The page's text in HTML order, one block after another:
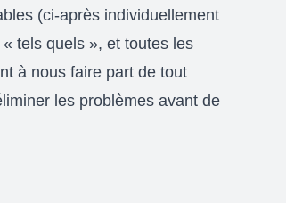
(ci-après individuellement
tels quels », et toutes les
à nous faire part de tout
les problèmes avant de